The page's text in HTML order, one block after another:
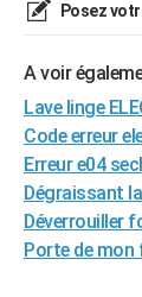
Art de vivre
Bien-être
Loisirs
Mode
Modes de vie
SANTE
Alimentation
Guide de la santé
Maladies
Médicaments
Sommeil
VOYAGE
Destinations
City break
Voyage nature
Voyage de noces
Forum
Climat
+PHOTO
GUIDES D'ACHAT
BONS PLANS
CARTE DE
Posez
A voir
Lave linge
Code erreur
Erreur e04
Dégraissant
Déverrouiller
Porte de mon